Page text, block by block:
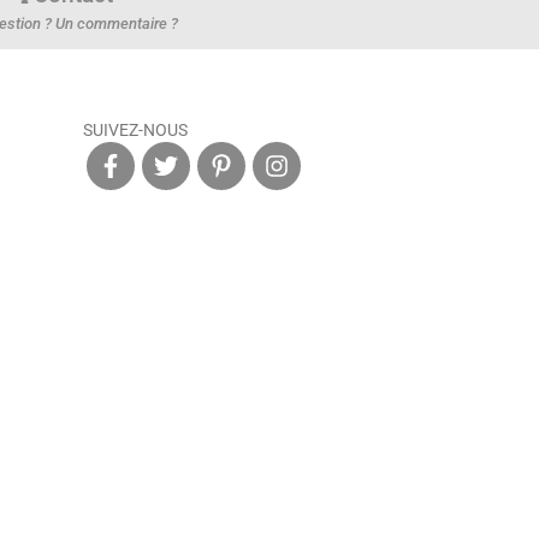
? Un commentaire ?
SUIVEZ-NOUS